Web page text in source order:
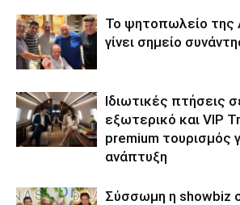
Το ψητοπωλείο της
γίνει σημείο
Ιδιωτικές πτήσεις
εξωτερικό και VIP
premium τουρισμός
ανάπτυξη
Σύσσωμη η showbiz